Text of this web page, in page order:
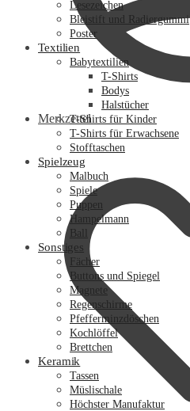
Merkzettel
Lesezeichen
Bleistift und Radiergummi
Poster
Textilien
Babytextilien
T-Shirts
Bodys
Halstücher
T-Shirts für Kinder
T-Shirts für Erwachsene
Stofftaschen
Spielzeug
Malbuch
Spiele
Puppen
Hampelmann
Ball
Sonstiges
Fächer
Buttons und Spiegel
Magnete
Regenschirme
Pfefferminzdöschen
Kochlöffel
Brettchen
Keramik
Tassen
Müslischale
Höchster Manufaktur